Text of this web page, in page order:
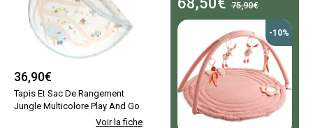
36,90€
Tapis Et Sac De Rangement
Jungle Multicolore Play And Go
Voir la fiche
75,90€
-10%